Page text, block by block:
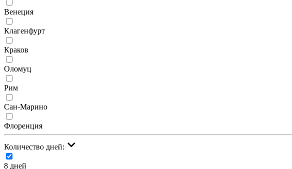
Венеция
Клагенфурт
Краков
Оломуц
Рим
Сан-Марино
Флоренция
Количество дней:
8 дней